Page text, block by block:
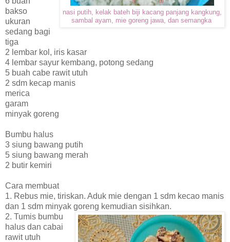
nasi putih, kelak bateh biji kacang panjang kangkung,
sambal ayam, mie goreng jawa, dan semangka
bakso
ukuran
sedang bagi
tiga
2 lembar kol, iris kasar
4 lembar sayur kembang, potong sedang
5 buah cabe rawit utuh
2 sdm kecap manis
merica
garam
minyak goreng
Bumbu halus
3 siung bawang putih
5 siung bawang merah
2 butir kemiri
Cara membuat
1. Rebus mie, tiriskan. Aduk mie dengan 1 sdm kecao manis
dan 1 sdm minyak goreng kemudian sisihkan.
2. Tumis bumbu
halus dan cabai
rawit utuh